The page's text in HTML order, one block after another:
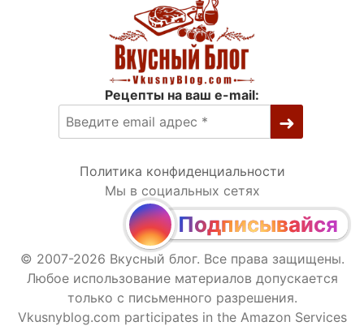
Рецепты на ваш e-mail:
Политика конфиденциальности
Мы в социальных сетях
Подписывайся
© 2007-2026 Вкусный блог. Все права защищены.
Любое использование материалов допускается
только с письменного разрешения.
Vkusnyblog.com participates in the Amazon Services